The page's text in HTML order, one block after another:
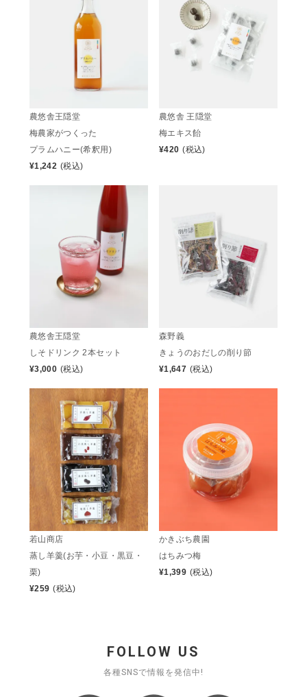
農悠舎王隠堂
梅農家がつくった
プラムハニー(希釈用)
¥1,242 (税込)
農悠舎 王隠堂
梅エキス飴
¥420 (税込)
農悠舎王隠堂
しそドリンク 2本セット
¥3,000 (税込)
森野義
きょうのおだしの削り節
¥1,647 (税込)
若山商店
蒸し羊羹(お芋・小豆・黒豆・
栗)
¥259 (税込)
かきぶち農園
はちみつ梅
¥1,399 (税込)
FOLLOW US
各種SNSで情報を発信中!